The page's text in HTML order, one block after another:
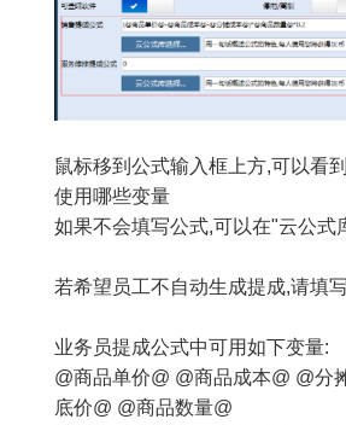
鼠标移到公式输入框上方,可以看
使用哪些变量
如果不会填写公式,可以在"云公式
若希望员工不自动生成提成,请填
业务员提成公式中可用如下变量:
@商品单价@ @商品成本@ @分
底价@ @商品数量@